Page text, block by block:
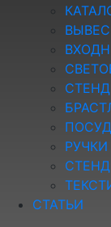
РУЧКИ
СТАТЬИ